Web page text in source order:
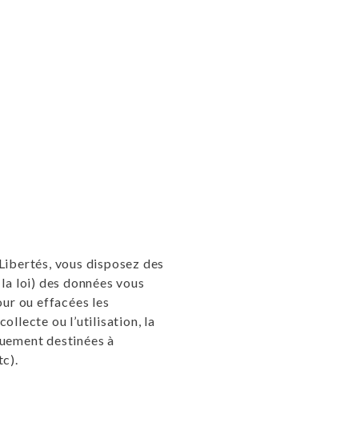
vous disposez des
loi) des données vous
ou effacées les
ou l’utilisation, la
destinées à